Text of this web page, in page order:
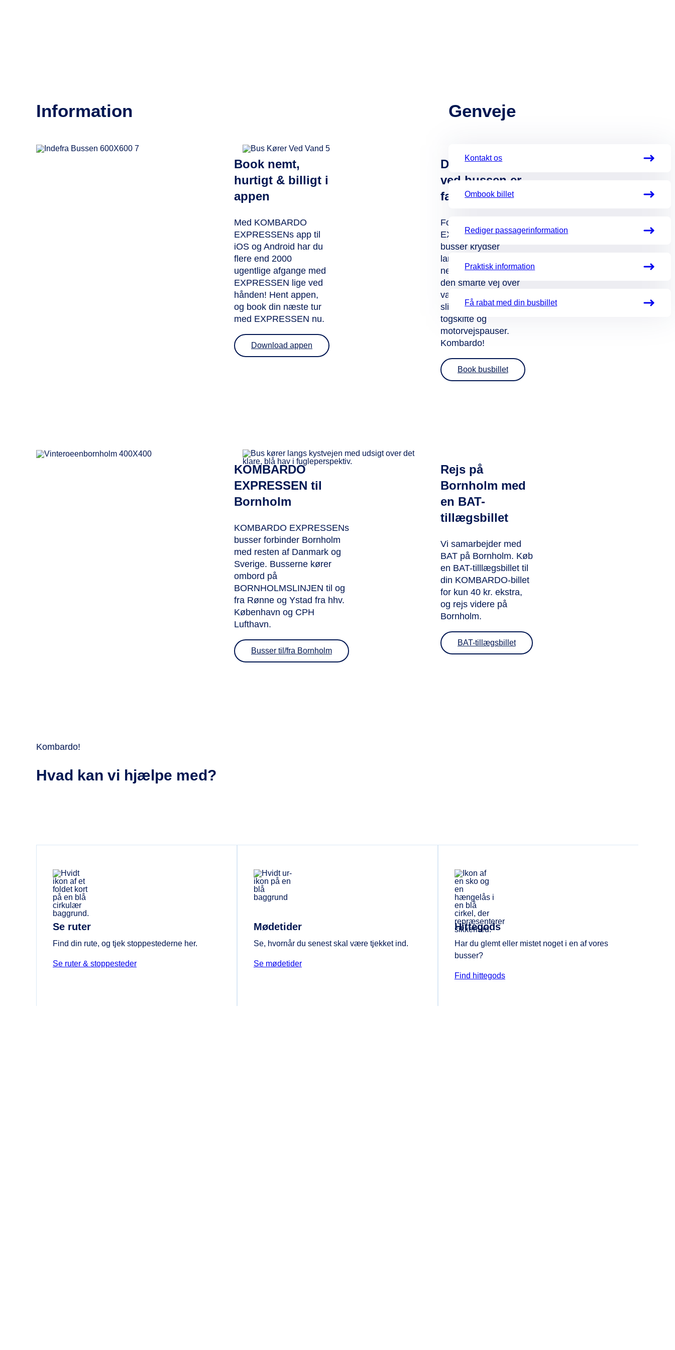
Information Genveje
Book nemt,
hurtigt & billigt i
appen
Med KOMBARDO
EXPRESSENs app til
iOS og Android har du
flere end 2000
ugentlige afgange med
EXPRESSEN lige ved
hånden! Hent appen,
og book din næste tur
med EXPRESSEN nu.
Download appen
Det bedste
ved bussen er
færgen
For når KOMBARDO
EXPRESSENs
busser krydser
landet, skyder de
nemlig genvej via
den smarte vej over
vandet! Og så
slipper du for
togskifte og
motorvejspauser.
Kombardo!
Book busbillet
Kontakt os
Ombook billet
Rediger passagerinformation
Praktisk information
Få rabat med din busbillet
KOMBARDO
EXPRESSEN til
Bornholm
KOMBARDO EXPRESSENs
busser forbinder Bornholm
med resten af Danmark og
Sverige. Busserne kører
ombord på
BORNHOLMSLINJEN til og
fra Rønne og Ystad fra hhv.
København og CPH
Lufthavn.
Busser til/fra Bornholm
Rejs på
Bornholm med
en BAT-
tillægsbillet
Vi samarbejder med
BAT på Bornholm. Køb
en BAT-tilllægsbillet til
din KOMBARDO-billet
for kun 40 kr. ekstra,
og rejs videre på
Bornholm.
BAT-tillægsbillet
Kombardo!
Hvad kan vi hjælpe med?
Se ruter
Find din rute, og tjek stoppestederne her.
Se ruter & stoppesteder
Mødetider
Se, hvornår du senest skal være tjekket ind.
Se mødetider
Hittegods
Har du glemt eller mistet noget i en af vores
busser?
Find hittegods